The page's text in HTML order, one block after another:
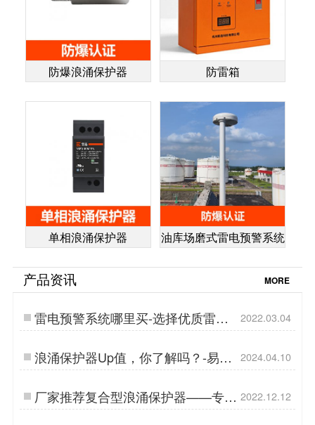
防爆浪涌保护器 防雷箱
单相浪涌保护器 油库场磨式雷电预警系统
产品资讯 MORE
雷电预警系统哪里买-选择优质雷电
预警系统厂家【杭州易造】…
2022.03.04
浪涌保护器Up值，你了解吗？-易造
防雷…
2024.04.10
厂家推荐复合型浪涌保护器——专业
人士告诉你！【易造防雷】…
2022.12.12